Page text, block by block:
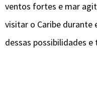
ventos fortes e mar
visitar o Caribe durante
dessas possibilidades